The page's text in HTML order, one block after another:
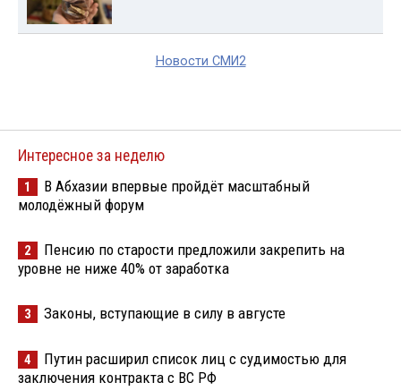
Новости СМИ2
Интересное за неделю
1
В Абхазии впервые пройдёт масштабный
молодёжный форум
2
Пенсию по старости предложили закрепить на
уровне не ниже 40% от заработка
3 Законы, вступающие в силу в августе
4
Путин расширил список лиц с судимостью для
заключения контракта с ВС РФ